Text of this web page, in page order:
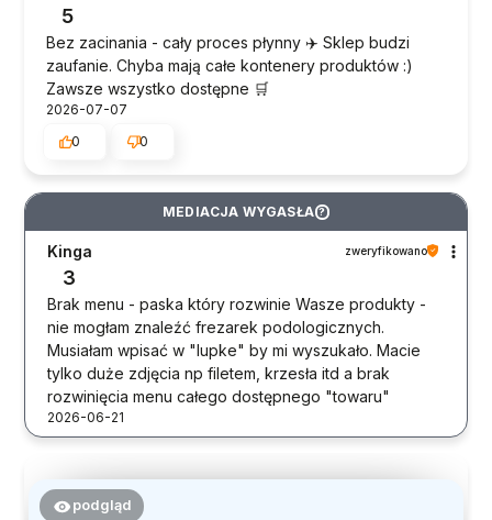
5
Bez zacinania - cały proces płynny ✈️ Sklep budzi
zaufanie. Chyba mają całe kontenery produktów :)
Zawsze wszystko dostępne 🛒
2026-07-07
0
0
MEDIACJA WYGASŁA ?
Kinga zweryfikowano
3
Brak menu - paska który rozwinie Wasze produkty -
nie mogłam znaleźć frezarek podologicznych.
Musiałam wpisać w "lupke" by mi wyszukało. Macie
tylko duże zdjęcia np filetem, krzesła itd a brak
rozwinięcia menu całego dostępnego "towaru"
2026-06-21
podgląd